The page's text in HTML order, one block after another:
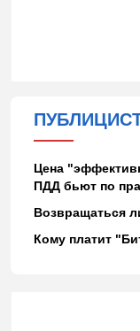
Цена
ПДД бьют по
Возвращаться
Кому платит